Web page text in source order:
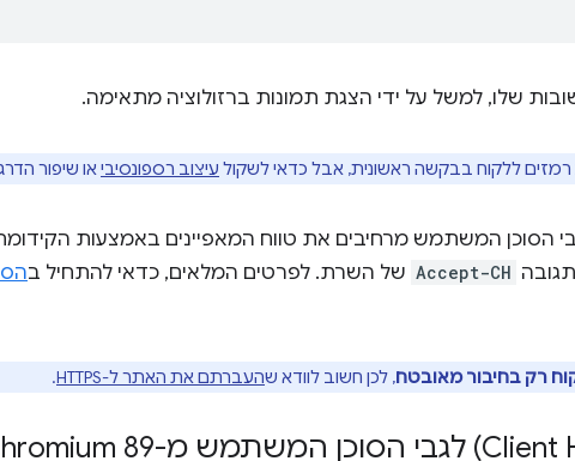
שלו, למשל על ידי הצגת תמונות ברזולוציה מתאימה.
ללקוח בבקשה ראשונית, אבל כדאי לשקול עיצוב רספונסיביאו שיפור
Accept-CH של השרת. לפרטים המלאים, כדאי להתחיל ב
רק בחיבור מאובטח, לכן חשוב לוודא שהעברתם את האתר ל-HTTPS .